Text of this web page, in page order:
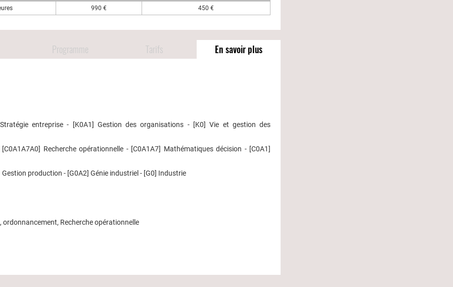
990 € 450 €
Programme Tarifs En savoir plus
entreprise - [K0A1] Gestion des organisations - [K0] Vie et gestion des
Recherche opérationnelle - [C0A1A7] Mathématiques décision - [C0A1]
production - [G0A2] Génie industriel - [G0] Industrie
Recherche opérationnelle